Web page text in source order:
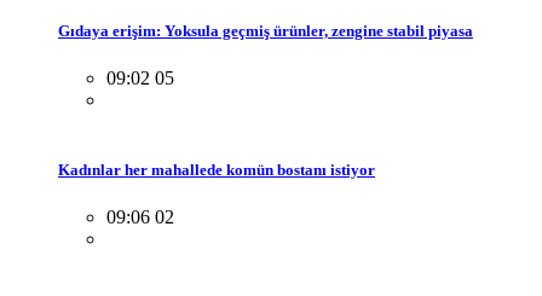
Gıdaya erişim: Yoksula geçmiş ürünler, zengine stabil piyasa
09:02 05
Kadınlar her mahallede komün bostanı istiyor
09:06 02